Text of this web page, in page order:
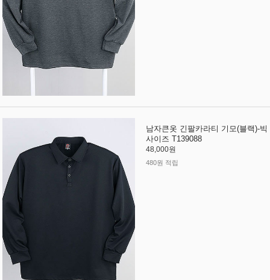
남자큰옷 긴팔카라티 기모(블랙)-빅
사이즈 T139088
48,000원
480원 적립